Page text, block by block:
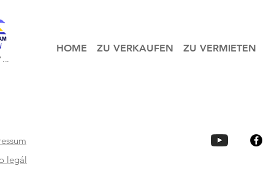
...
HOME ZU VERKAUFEN ZU VERMIETEN
legál